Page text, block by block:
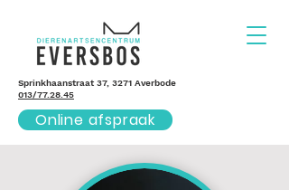
Sprinkhaanstraat 37, 3271 Averbode
013/77.28.45
Online afspraak